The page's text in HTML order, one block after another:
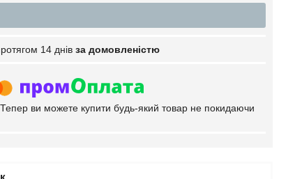
14 днів за домовленістю
Тепер ви можете купити будь-який товар не покидаючи